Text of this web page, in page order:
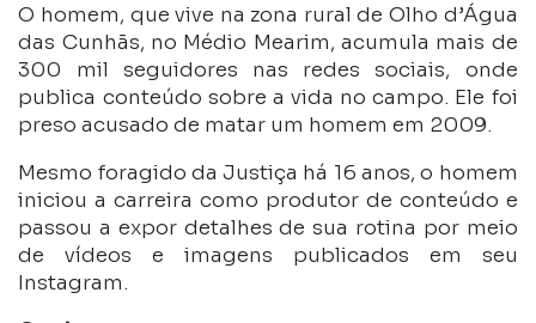
O homem, que vive na zona rural de Olho d’Água
das Cunhãs, no Médio Mearim, acumula mais de
300 mil seguidores nas redes sociais, onde
publica conteúdo sobre a vida no campo. Ele foi
preso acusado de matar um homem em 2009.
Mesmo foragido da Justiça há 16 anos, o homem
iniciou a carreira como produtor de conteúdo e
passou a expor detalhes de sua rotina por meio
de vídeos e imagens publicados em seu
Instagram.